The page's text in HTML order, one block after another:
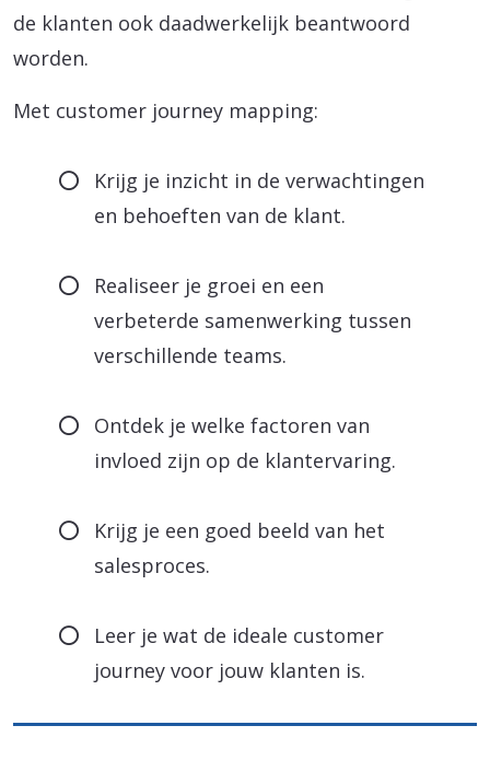
de klanten ook daadwerkelijk beantwoord
worden.
Met customer journey mapping:
Krijg je inzicht in de verwachtingen
en behoeften van de klant.
Realiseer je groei en een
verbeterde samenwerking tussen
verschillende teams.
Ontdek je welke factoren van
invloed zijn op de klantervaring.
Krijg je een goed beeld van het
salesproces.
Leer je wat de ideale customer
journey voor jouw klanten is.